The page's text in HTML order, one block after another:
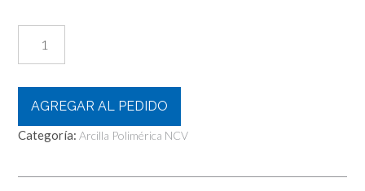
Arcilla
Polimérica
Líquida
Shiny
Azul
AGREGAR AL PEDIDO
Categoría: Arcilla Polimérica NCV